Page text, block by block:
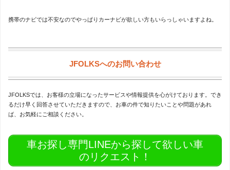
携帯のナビでは不安なのでやっぱりカーナビが欲しい方もいらっしゃいますよね。
JFOLKSへのお問い合わせ
JFOLKSでは、お客様の立場になったサービスや情報提供を心がけております。でき
るだけ早く回答させていただきますので、お車の件で知りたいことや問題があれ
ば、お気軽にご相談ください。
車お探し専門LINEから探して欲しい車
のリクエスト！